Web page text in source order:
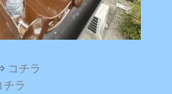
コチラ
チラ